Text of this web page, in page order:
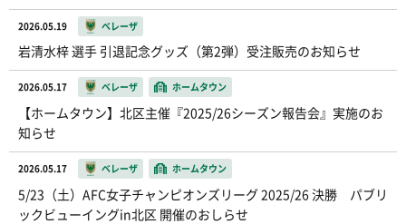
2026.05.19 ベレーザ
岩清水梓 選手 引退記念グッズ（第2弾）受注販売のお知らせ
2026.05.17 ベレーザ ホームタウン
【ホームタウン】北区主催『2025/26シーズン報告会』実施のお
知らせ
2026.05.17 ベレーザ ホームタウン
5/23（土）AFC女子チャンピオンズリーグ 2025/26 決勝 パブリ
ックビューイングin北区 開催のおしらせ